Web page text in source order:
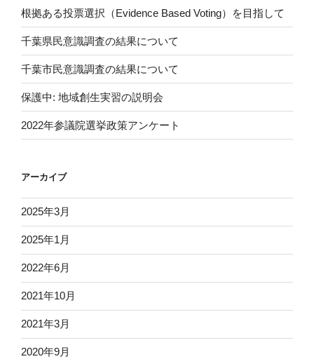
根拠ある投票選択（Evidence Based Voting）を目指して
千葉県民意識調査の結果について
千葉市民意識調査の結果について
保護中: 地域創生実習の説明会
2022年参議院選挙政策アンケート
アーカイブ
2025年3月
2025年1月
2022年6月
2021年10月
2021年3月
2020年9月